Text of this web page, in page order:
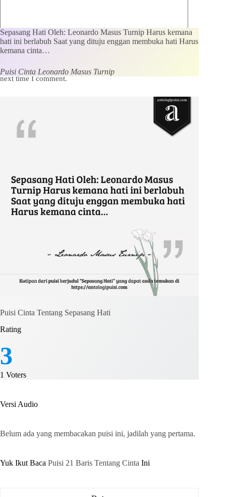
Save my name, email and website in this browser for the
next time I comment.
Sepasang Hati Oleh: Leonardo Masus Turnip Harus kemana
hati ini berlabuh Saat yang dituju enggan membuka hati Harus
kemana cinta…
Puisi Cinta Leonardo Masus Turnip
Puisi Cinta Tentang Sepasang Hati
Rating
3
1 Voters
Versi Audio
Belum ada yang membacakan puisi ini, jadilah yang pertama.
Yuk Ikut Baca Puisi 21 Baris Tentang Cinta Ini